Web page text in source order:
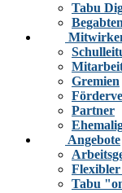
Tabu
Gremien
Partner
Angebote
Tabu